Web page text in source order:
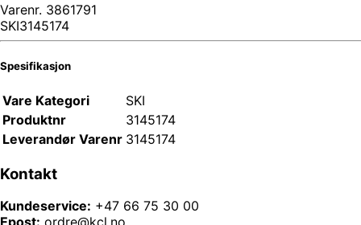
Varenr. 3861791
SKI3145174
Spesifikasjon
Vare Kategori
SKI
Produktnr
3145174
Leverandør Varenr 3145174
Kontakt
Kundeservice: +47 66 75 30 00